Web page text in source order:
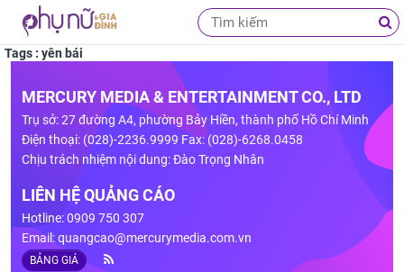
Tags : yên bái
MERCURY MEDIA & ENTERTAINMENT CO., LTD
Trụ sở: 27 đường A4, phường Bảy Hiền, thành phố Hồ Chí Minh
Điện thoại: (028)-2236.9999 Fax: (028)-6268.0458
Chịu trách nhiệm nội dung: Đào Trọng Nhân
LIÊN HỆ QUẢNG CÁO
Hotline: 0909 750 307
Email:quangcao@mercurymedia.com.vn
BẢNG GIÁ